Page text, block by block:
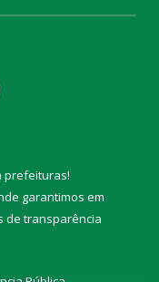
prefeituras!
garantimos em
de transparência